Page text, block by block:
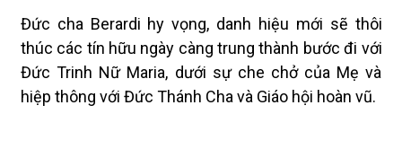
Đức cha Berardi hy vọng, danh hiệu mới sẽ thôi
thúc các tín hữu ngày càng trung thành bước đi với
Đức Trinh Nữ Maria, dưới sự che chở của Mẹ và
hiệp thông với Đức Thánh Cha và Giáo hội hoàn vũ.